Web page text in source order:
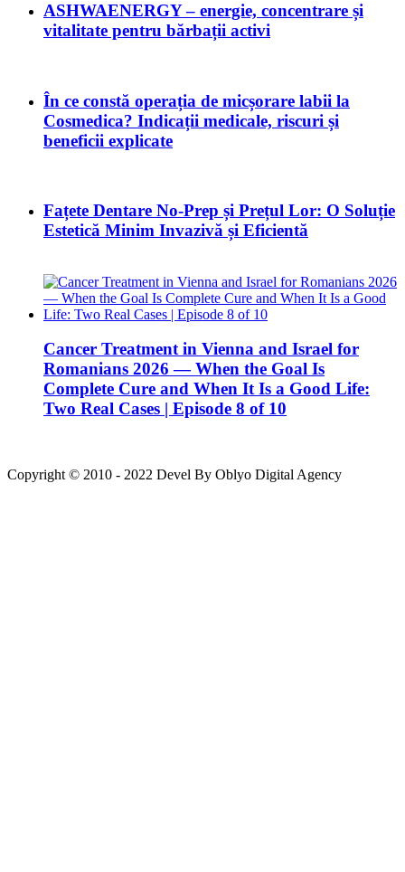
ASHWAENERGY – energie, concentrare și
vitalitate pentru bărbații activi
În ce constă operația de micșorare labii la
Cosmedica? Indicații medicale, riscuri și
beneficii explicate
Fațete Dentare No-Prep și Prețul Lor: O Soluție
Estetică Minim Invazivă și Eficientă
Cancer Treatment in Vienna and Israel for
Romanians 2026 — When the Goal Is
Complete Cure and When It Is a Good Life:
Two Real Cases | Episode 8 of 10
Copyright © 2010 - 2022 Devel By Oblyo Digital Agency